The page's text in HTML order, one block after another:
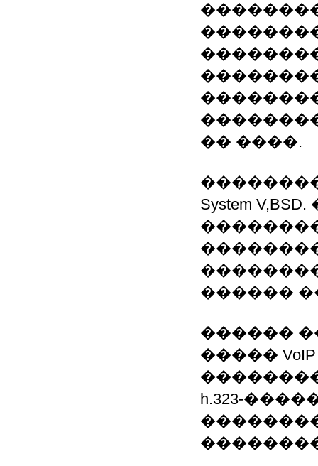
�� ����.
System
������
������
�����
��������
h.323-